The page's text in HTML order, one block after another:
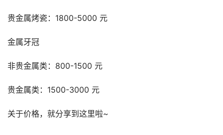
贵金属烤瓷：1800-5000 元
金属牙冠
非贵金属类：800-1500 元
贵金属类：1500-3000 元
关于价格，就分享到这里啦~